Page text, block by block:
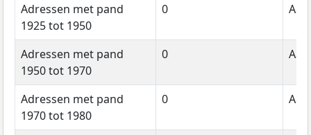
Adressen met pand
1925 tot 1950
0
Adressen met pand
1950 tot 1970
0
Adressen met pand
1970 tot 1980
0